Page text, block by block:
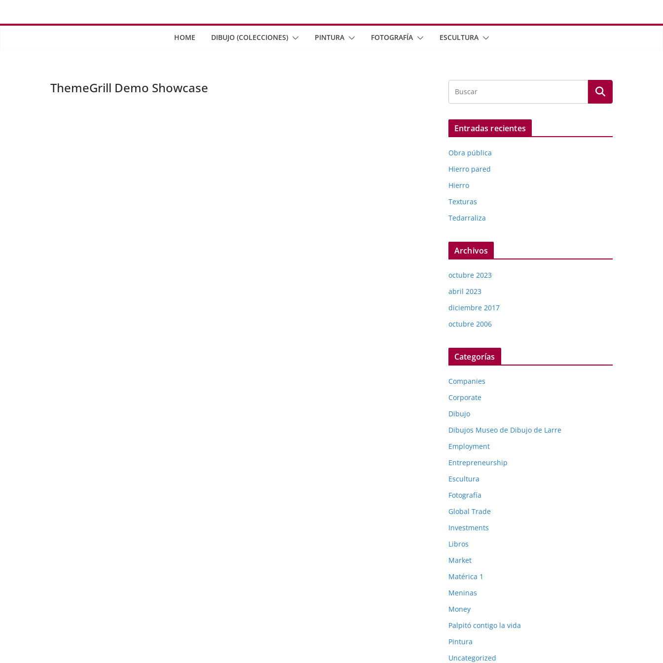
HOME DIBUJO (COLECCIONES) PINTURA FOTOGRAFÍA ESCULTURA
ThemeGrill Demo Showcase
Entradas recientes
Obra pública
Hierro pared
Hierro
Texturas
Tedarraliza
Archivos
octubre 2023
abril 2023
diciembre 2017
octubre 2006
Categorías
Companies
Corporate
Dibujo
Dibujos Museo de Dibujo de Larre
Employment
Entrepreneurship
Escultura
Fotografía
Global Trade
Investments
Libros
Market
Matérica 1
Meninas
Money
Palpitó contigo la vida
Pintura
Uncategorized